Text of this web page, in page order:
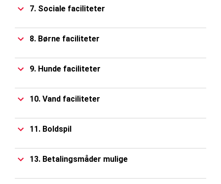
7. Sociale faciliteter
8. Børne faciliteter
9. Hunde faciliteter
10. Vand faciliteter
11. Boldspil
13. Betalingsmåder mulige